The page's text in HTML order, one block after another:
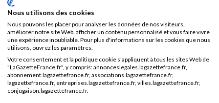
Nous contacter
Mentions légales
CGU/CGV
Données personnelles
Nous utilisons des cookies
Nous pouvons les placer pour analyser les données de nos visiteurs,
améliorer notre site Web, afficher un contenu personnalisé et vous faire vivre
une expérience inoubliable. Pour plus d'informations sur les cookies que nous
utilisons, ouvrez les paramètres.
Votre consentement et la politique cookie s'appliquent à tous les sites Web de
"LaGazetteFrance.fr", y compris: annonceslegales.lagazettefrance.fr,
abonnement.lagazettefrance.fr, associations.lagazettefrance.fr,
lagazettefrance.fr, entreprises.lagazettefrance.fr, villes.lagazettefrance.fr,
conjugaison.lagazettefrance.fr.